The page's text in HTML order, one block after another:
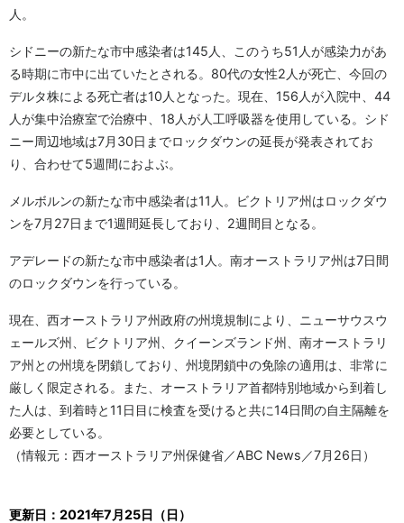
人。
シドニーの新たな市中感染者は145人、このうち51人が感染力があ
る時期に市中に出ていたとされる。80代の女性2人が死亡、今回の
デルタ株による死亡者は10人となった。現在、156人が入院中、44
人が集中治療室で治療中、18人が人工呼吸器を使用している。シド
ニー周辺地域は7月30日までロックダウンの延長が発表されてお
り、合わせて5週間におよぶ。
メルボルンの新たな市中感染者は11人。ビクトリア州はロックダウ
ンを7月27日まで1週間延長しており、2週間目となる。
アデレードの新たな市中感染者は1人。南オーストラリア州は7日間
のロックダウンを行っている。
現在、西オーストラリア州政府の州境規制により、ニューサウスウ
ェールズ州、ビクトリア州、クイーンズランド州、南オーストラリ
ア州との州境を閉鎖しており、州境閉鎖中の免除の適用は、非常に
厳しく限定される。また、オーストラリア首都特別地域から到着し
た人は、到着時と11日目に検査を受けると共に14日間の自主隔離を
必要としている。
（情報元：西オーストラリア州保健省／ABC News／7月26日）
更新日：2021年7月25日（日）